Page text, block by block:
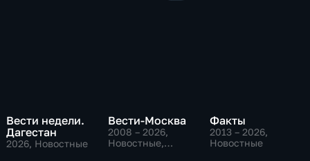
Вести недели.
Дагестан
2026, Новостные
Вести-Москва
2008 – 2026,
Новостные,
Факты
2013 – 2026,
Новостные